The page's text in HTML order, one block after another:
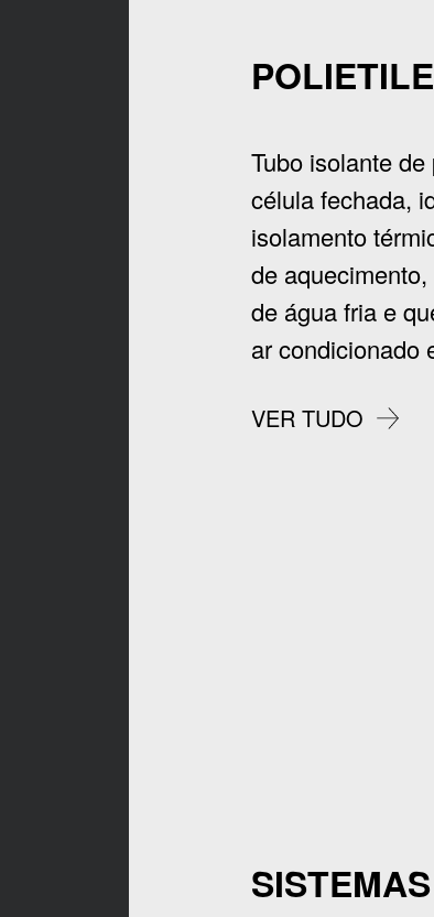
Tubo isolante
célula fechada,
isolamento
de
de água fria e
ar condicionado
VER TUDO
SISTEMAS